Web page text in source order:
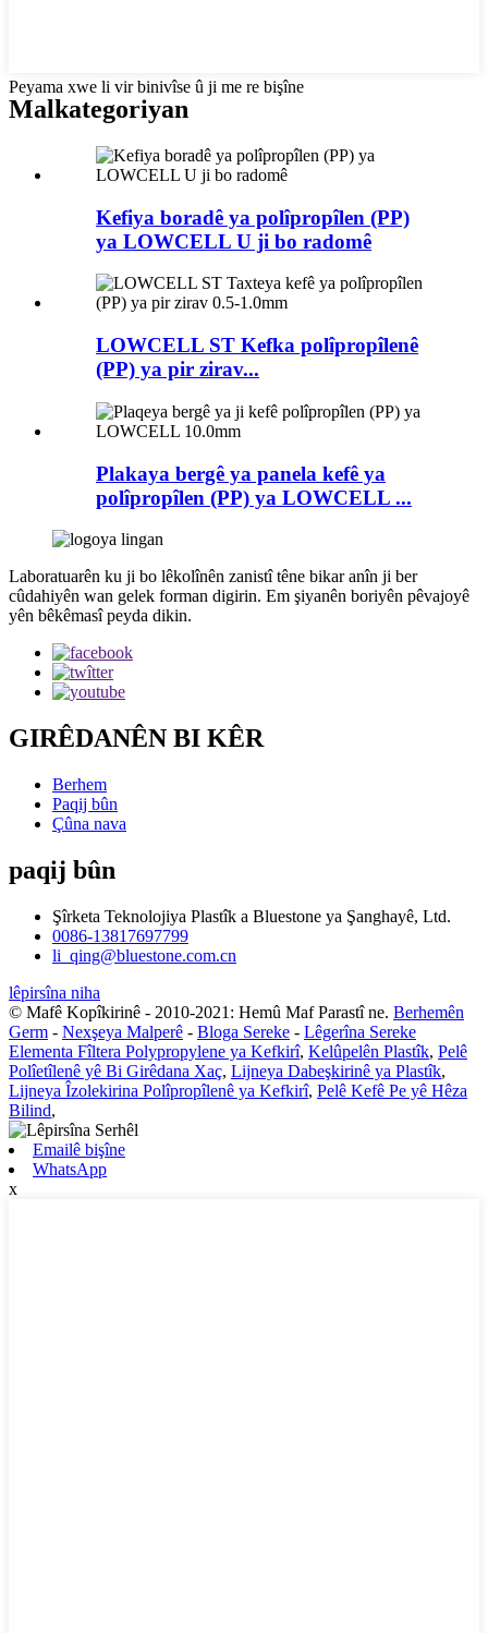
Peyama xwe li vir binivîse û ji me re bişîne
Malkategoriyan
Kefiya boradê ya polîpropîlen (PP)
ya LOWCELL U ji bo radomê
LOWCELL ST Kefka polîpropîlenê
(PP) ya pir zirav...
Plakaya bergê ya panela kefê ya
polîpropîlen (PP) ya LOWCELL ...
Laboratuarên ku ji bo lêkolînên zanistî têne bikar anîn ji ber
cûdahiyên wan gelek forman digirin. Em şiyanên boriyên pêvajoyê
yên bêkêmasî peyda dikin.
GIRÊDANÊN BI KÊR
Berhem
Paqij bûn
Çûna nava
paqij bûn
Şîrketa Teknolojiya Plastîk a Bluestone ya Şanghayê, Ltd.
0086-13817697799
li_qing@bluestone.com.cn
lêpirsîna niha
© Mafê Kopîkirinê - 2010-2021: Hemû Maf Parastî ne. Berhemên
Germ - Nexşeya Malperê - Bloga Sereke - Lêgerîna Sereke
Elementa Fîltera Polypropylene ya Kefkirî, Kelûpelên Plastîk, Pelê
Polîetîlenê yê Bi Girêdana Xaç, Lijneya Dabeşkirinê ya Plastîk,
Lijneya Îzolekirina Polîpropîlenê ya Kefkirî, Pelê Kefê Pe yê Hêza
Bilind,
Emailê bişîne
WhatsApp
x